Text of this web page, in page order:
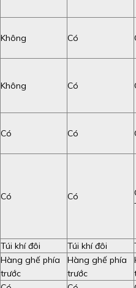
Không Có
Không Có
Có Có
Có Có
Túi khí đôi Túi khí đôi
Hàng ghế phía
trước
Hàng ghế phía
trước